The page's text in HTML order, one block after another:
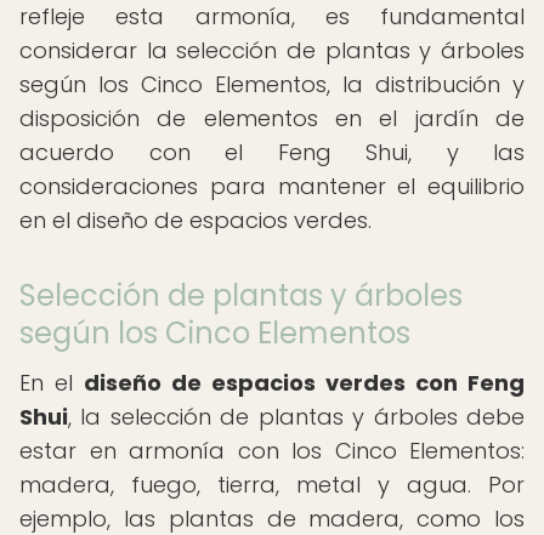
refleje esta armonía, es fundamental
considerar la selección de plantas y árboles
según los Cinco Elementos, la distribución y
disposición de elementos en el jardín de
acuerdo con el Feng Shui, y las
consideraciones para mantener el equilibrio
en el diseño de espacios verdes.
Selección de plantas y árboles
según los Cinco Elementos
En el diseño de espacios verdes con Feng
Shui, la selección de plantas y árboles debe
estar en armonía con los Cinco Elementos:
madera, fuego, tierra, metal y agua. Por
ejemplo, las plantas de madera, como los